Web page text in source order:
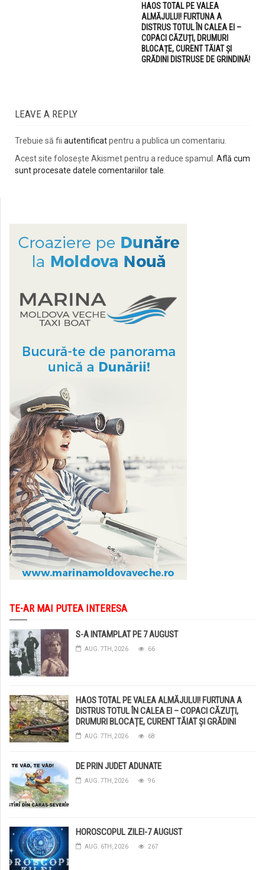
HAOS TOTAL PE VALEA
ALMĂJULUI! FURTUNA A
DISTRUS TOTUL ÎN CALEA EI –
COPACI CĂZUȚI, DRUMURI
BLOCAȚE, CURENT TĂIAT ȘI
GRĂDINI DISTRUSE DE GRINDINĂ!
LEAVE A REPLY
Trebuie să fii autentificatpentru a publica un comentariu.
Acest site folosește Akismet pentru a reduce spamul. Află cum
sunt procesate datele comentariilor tale
TE-AR MAI PUTEA INTERESA
S-A INTAMPLAT PE 7 AUGUST
AUG. 7TH, 2026 66
HAOS TOTAL PE VALEA ALMĂJULUI! FURTUNA A
DISTRUS TOTUL ÎN CALEA EI – COPACI CĂZUȚI,
DRUMURI BLOCAȚE, CURENT TĂIAT ȘI GRĂDINI
DISTRUSE DE GRINDINĂ!
AUG. 7TH, 2026 68
DE PRIN JUDET ADUNATE
AUG. 7TH, 2026 96
HOROSCOPUL ZILEI-7 AUGUST
AUG. 6TH, 2026 267